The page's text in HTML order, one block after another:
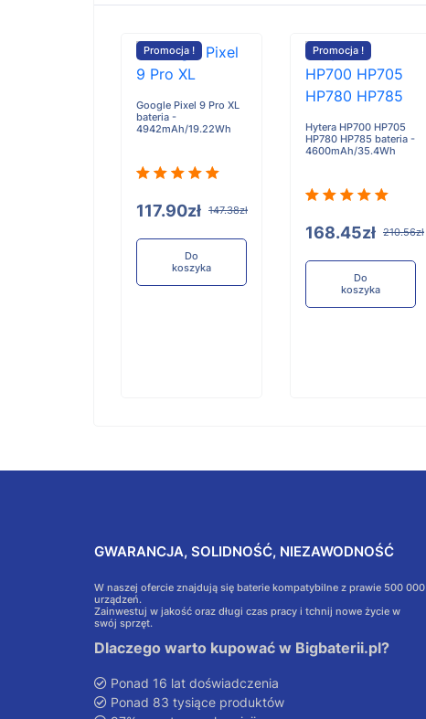
Promocja !
Google Pixel 9 Pro XL
bateria -
4942mAh/19.22Wh
117.90zł 147.38zł
Do
koszyka
Promocja !
Hytera HP700 HP705
HP780 HP785 bateria -
4600mAh/35.4Wh
168.45zł 210.56zł
Do
koszyka
GWARANCJA, SOLIDNOŚĆ, NIEZAWODNOŚĆ
W naszej ofercie znajdują się baterie kompatybilne z prawie 500 000
urządzeń.
Zainwestuj w jakość oraz długi czas pracy i tchnij nowe życie w
swój sprzęt.
Dlaczego warto kupować w Bigbaterii.pl?
Ponad 16 lat doświadczenia
Ponad 83 tysiące produktów